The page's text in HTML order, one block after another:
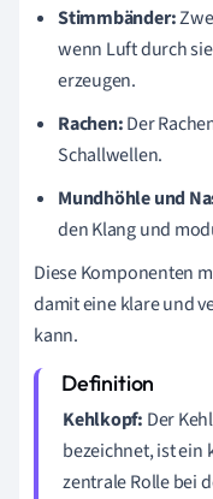
Stimmbänder:
wenn Luft durch
erzeugen.
Rachen:Der
Schallwellen.
Mundhöhle und
den Klang und
Diese Komponenten
damit eine klare und
kann.
Kehlkopf: Der
bezeichnet, ist ein
zentrale Rolle bei